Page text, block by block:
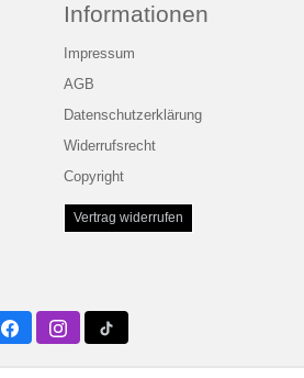
Informationen
Impressum
AGB
Datenschutzerklärung
Widerrufsrecht
Copyright
Vertrag widerrufen
FacebookInstagramTwitter